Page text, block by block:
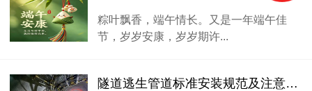
粽叶飘香，端午情长。又是一年端午佳
节，岁岁安康，岁岁期许...
隧道逃生管道标准安装规范及注意事项